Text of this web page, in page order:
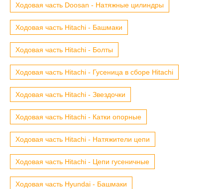
Ходовая часть Doosan - Натяжные цилиндры
Ходовая часть Hitachi - Башмаки
Ходовая часть Hitachi - Болты
Ходовая часть Hitachi - Гусеница в сборе Hitachi
Ходовая часть Hitachi - Звездочки
Ходовая часть Hitachi - Катки опорные
Ходовая часть Hitachi - Натяжители цепи
Ходовая часть Hitachi - Цепи гусеничные
Ходовая часть Hyundai - Башмаки